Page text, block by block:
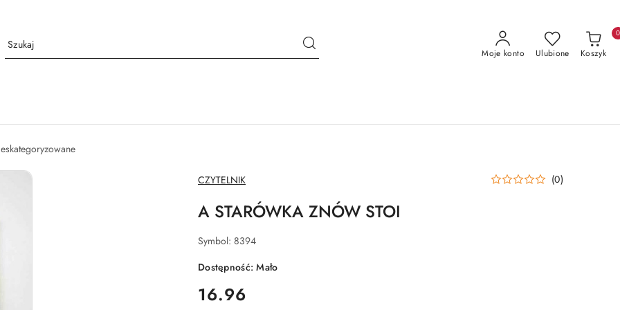
Moje konto Ulubione Koszyk
0
NAZWA
PRODUCENTA:
CZYTELNIK (0)
A STARÓWKA ZNÓW STOI
Symbol: 8394
Dostępność:Mało
cena:
16.96